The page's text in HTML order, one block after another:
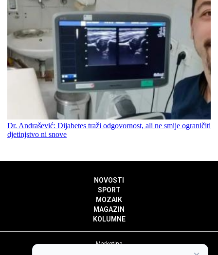
Dr. Andrašević: Dijabetes traži odgovornost, ali ne smije ograničiti
djetinjstvo ni snove
NOVOSTI
SPORT
MOZAIK
MAGAZIN
KOLUMNE
Marketing